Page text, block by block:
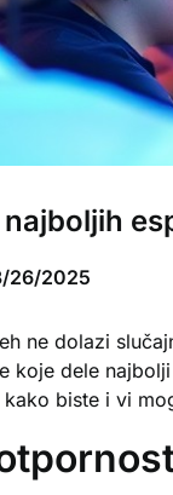
26/2025
ne dolazi
koje dele najbolji
biste i vi